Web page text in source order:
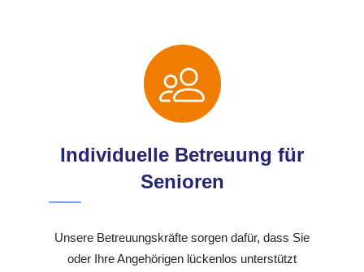
Individuelle Betreuung für
Senioren
Unsere Betreuungskräfte sorgen dafür, dass Sie
oder Ihre Angehörigen lückenlos unterstützt